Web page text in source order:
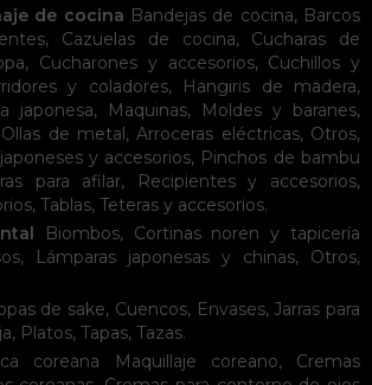
de cocina Bandejas de cocina, Barcos
, Cazuelas de cocina, Cucharas de
, Cucharones y accesorios, Cuchillos y
y coladores, Hangiris de madera,
japonesa, Maquinas, Moldes y baranes,
Ollas de metal,Arroceras eléctricas, Otros,
y accesorios, Pinchos de bambu
para afilar, Recipientes y accesorios,
, Tablas, Teteras y accesorios.
Biombos, Cortinas noren y tapicería
, Lámparas japonesas y chinas, Otros,
de sake, Cuencos, Envases,Jarras para
, Platos, Tapas, Tazas.
coreana Maquillaje coreano, Cremas